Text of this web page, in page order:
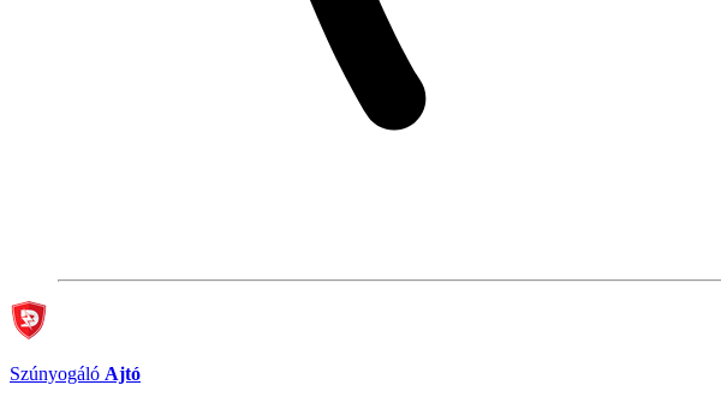
Szúnyogáló Ajtó